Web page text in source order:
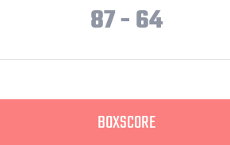
87 - 64
BOXSCORE